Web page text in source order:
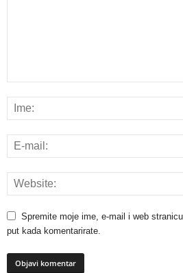
Spremite moje ime, e-mail i web
put kada komentarirate.